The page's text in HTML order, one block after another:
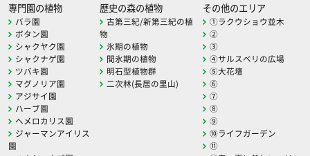
専門園の植物
バラ園
ボタン園
シャクヤク園
シャクナゲ園
ツバキ園
マグノリア園
アジサイ園
ハーブ園
ヘメロカリス園
ジャーマンアイリス
園
歴史の森の植物
古第三紀/新第三紀の植
物
氷期の植物
間氷期の植物
明石型植物群
二次林(長居の里山)
その他のエリア
①ラクウショウ並木
②
③
④サルスベリの広場
⑤大花壇
⑥
⑦
⑧
⑨
⑩ライフガーデン
⑪